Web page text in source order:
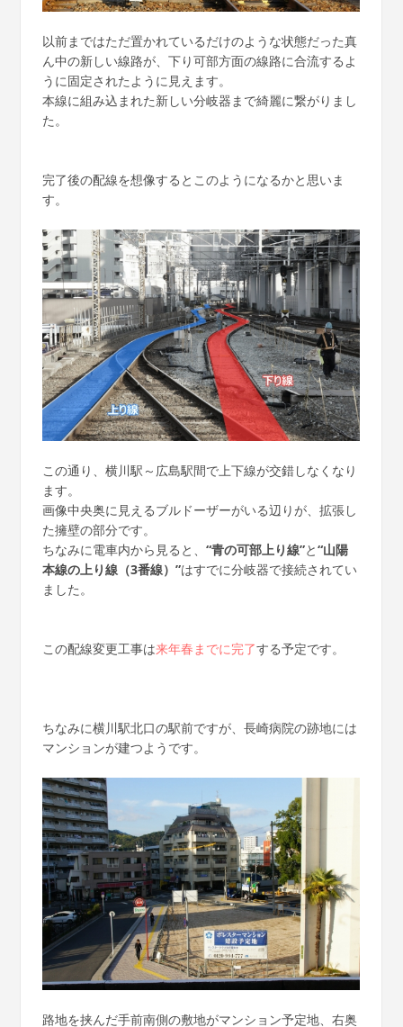
以前まではただ置かれているだけのような状態だった真
ん中の新しい線路が、下り可部方面の線路に合流するよ
うに固定されたように見えます。
本線に組み込まれた新しい分岐器まで綺麗に繋がりまし
た。
完了後の配線を想像するとこのようになるかと思いま
す。
この通り、横川駅～広島駅間で上下線が交錯しなくなり
ます。
画像中央奥に見えるブルドーザーがいる辺りが、拡張し
た擁壁の部分です。
ちなみに電車内から見ると、 “青の可部上り線”と“山陽
本線の上り線（3番線）”はすでに分岐器で接続されてい
ました。
この配線変更工事は来年春までに完了する予定です。
ちなみに横川駅北口の駅前ですが、長崎病院の跡地には
マンションが建つようです。
路地を挟んだ手前南側の敷地がマンション予定地、右奥